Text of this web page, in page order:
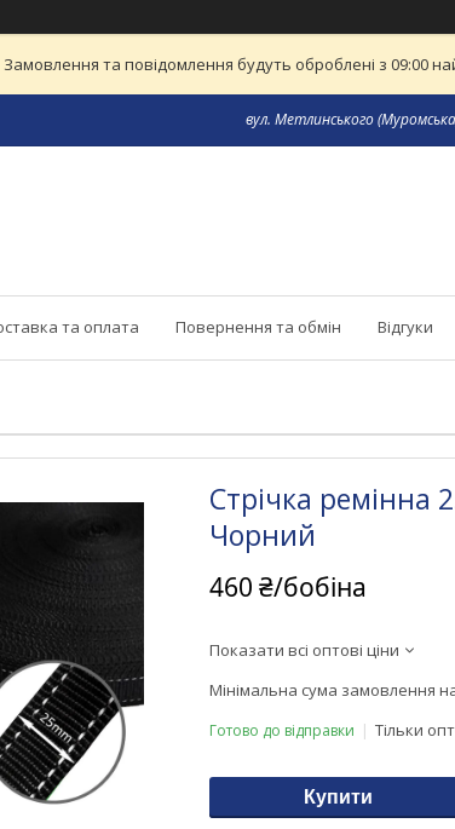
та повідомлення будуть оброблені з 09:00
вул. Метлинського
та оплата Повернення та обмін Відгуки
Стрічка
Чорний
460 ₴/бобіна
Показати всі оптові ціни
Мінімальна сума замовлення
Готово до відправки Тільки
Купити